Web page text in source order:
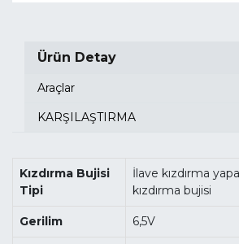
Ürün Detay
Araçlar
KARŞILAŞTIRMA
Kızdırma Bujisi
Tipi
İlave kızdırma
kızdırma bujisi
Gerilim 6,5V